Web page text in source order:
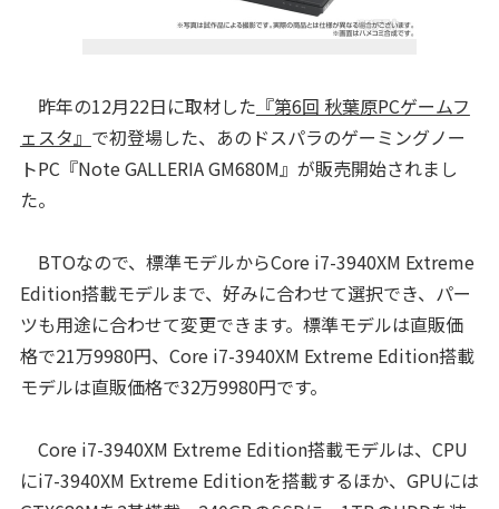
昨年の12月22日に取材した 『第6回 秋葉原PCゲームフ
ェスタ』 で初登場した、あのドスパラのゲーミングノー
トPC『Note GALLERIA GM680M』が販売開始されまし
た。
BTOなので、標準モデルからCore i7-3940XM Extreme
Edition搭載モデルまで、好みに合わせて選択でき、パー
ツも用途に合わせて変更できます。標準モデルは直販価
格で21万9980円、Core i7-3940XM Extreme Edition搭載
モデルは直販価格で32万9980円です。
Core i7-3940XM Extreme Edition搭載モデルは、CPU
にi7-3940XM Extreme Editionを搭載するほか、GPUには